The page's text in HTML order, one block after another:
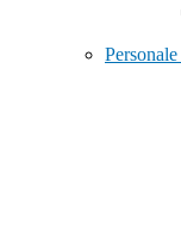
Personale